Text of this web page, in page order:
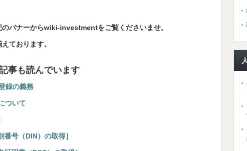
バナーからwiki-investmentをご覧くださいませ。
ております。
事も読んでいます
録の義務
ついて
号（DIN）の取得］